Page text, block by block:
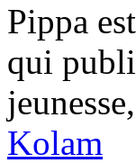
Pippa
qui
jeunesse,
Kolam